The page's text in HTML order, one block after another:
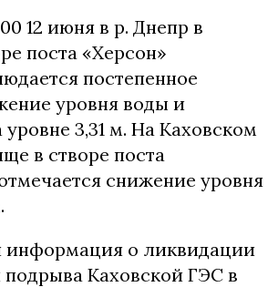
12 июня в р. Днепр в
поста «Херсон»
постепенное
уровня воды и
уровне 3,31 м. На Каховском
в створе поста
снижение уровня
информация о ликвидации
Каховской ГЭС в